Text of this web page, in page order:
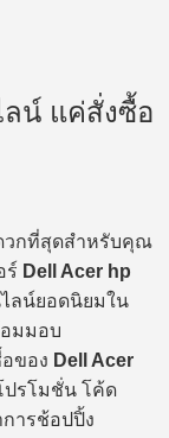
น์ แค่สั่งซื้อ
วกที่สุดสำหรับคุณ
ร์ Dell Acer hp
ลน์ยอดนิยมใน
อมมอบ
ของ Dell Acer
ปรโมชั่น โค้ด
ารช้อปปิ้ง